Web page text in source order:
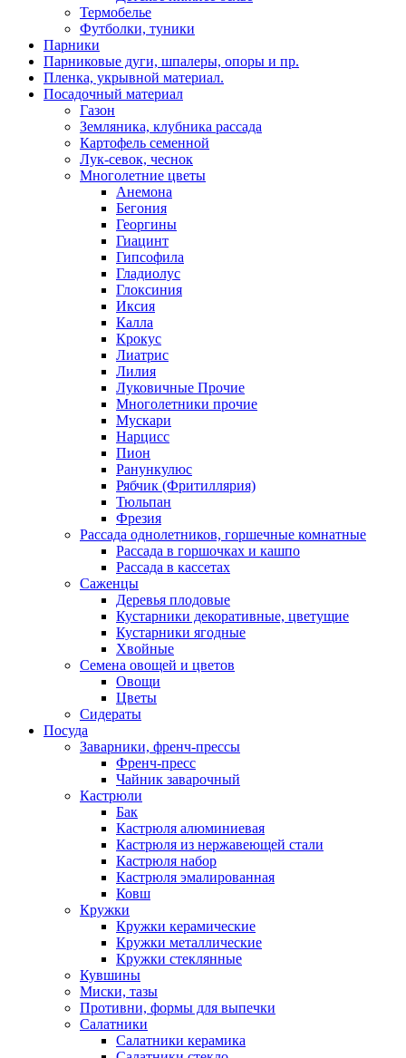
Термобелье
Футболки, туники
Парники
Парниковые дуги, шпалеры, опоры и пр.
Пленка, укрывной материал.
Посадочный материал
Газон
Земляника, клубника рассада
Картофель семенной
Лук-севок, чеснок
Многолетние цветы
Анемона
Бегония
Георгины
Гиацинт
Гипсофила
Гладиолус
Глоксиния
Иксия
Калла
Крокус
Лиатрис
Лилия
Луковичные Прочие
Многолетники прочие
Мускари
Нарцисс
Пион
Ранункулюс
Рябчик (Фритиллярия)
Тюльпан
Фрезия
Рассада однолетников, горшечные комнатные
Рассада в горшочках и кашпо
Рассада в кассетах
Саженцы
Деревья плодовые
Кустарники декоративные, цветущие
Кустарники ягодные
Хвойные
Семена овощей и цветов
Овощи
Цветы
Сидераты
Посуда
Заварники, френч-прессы
Френч-пресс
Чайник заварочный
Кастрюли
Бак
Кастрюля алюминиевая
Кастрюля из нержавеющей стали
Кастрюля набор
Кастрюля эмалированная
Ковш
Кружки
Кружки керамические
Кружки металлические
Кружки стеклянные
Кувшины
Миски, тазы
Противни, формы для выпечки
Салатники
Салатники керамика